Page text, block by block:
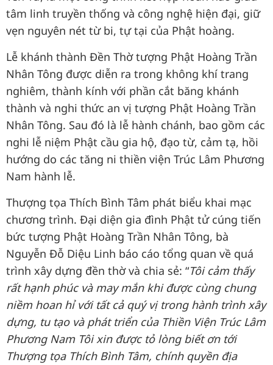
tâm linh truyền thống và công nghệ hiện đại, giữ
vẹn nguyên nét từ bi, tự tại của Phật hoàng.
Lễ khánh thành Đền Thờ tượng Phật Hoàng Trần
Nhân Tông được diễn ra trong không khí trang
nghiêm, thành kính với phần cắt băng khánh
thành và nghi thức an vị tượng Phật Hoàng Trần
Nhân Tông. Sau đó là lễ hành chánh, bao gồm các
nghi lễ niệm Phật cầu gia hộ, đạo từ, cảm tạ, hồi
hướng do các tăng ni thiền viện Trúc Lâm Phương
Nam hành lễ.
Thượng tọa Thích Bình Tâm phát biểu khai mạc
chương trình. Đại diện gia đình Phật tử cúng tiến
bức tượng Phật Hoàng Trần Nhân Tông, bà
Nguyễn Đỗ Diệu Linh báo cáo tổng quan về quá
trình xây dựng đền thờ và chia sẻ: “Tôi cảm thấy
rất hạnh phúc và may mắn khi được cùng chung
niềm hoan hỉ với tất cả quý vị trong hành trình xây
dựng, tu tạo và phát triển của Thiền Viện Trúc Lâm
Phương Nam Tôi xin được tỏ lòng biết ơn tới
Thượng tọa Thích Bình Tâm, chính quyền địa